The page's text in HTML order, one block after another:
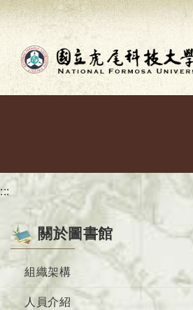
跳到主要內容
:::
關於圖書館
組織架構
人員介紹